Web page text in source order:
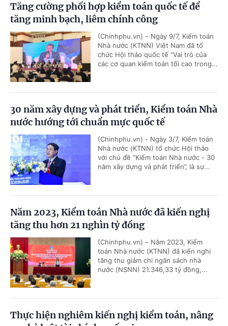
Tăng cường phối hợp kiểm toán quốc tế để
tăng minh bạch, liêm chính công
(Chinhphu.vn) – Ngày 9/7, Kiểm toán
Nhà nước (KTNN) Việt Nam đã tổ
chức Hội thảo quốc tế “Vai trò của
các cơ quan kiểm toán tối cao trong...
30 năm xây dựng và phát triển, Kiểm toán Nhà
nước hướng tới chuẩn mực quốc tế
(Chinhphu.vn) - Ngày 3/7, Kiểm toán
Nhà nước (KTNN) tổ chức Hội thảo
với chủ đề “Kiểm toán Nhà nước - 30
năm xây dựng và phát triển”, là sự...
Năm 2023, Kiểm toán Nhà nước đã kiến nghị
tăng thu hơn 21 nghìn tỷ đồng
(Chinhphu.vn) – Năm 2023, Kiểm
toán Nhà nước (KTNN) đã kiến nghị
tăng thu giảm chi ngân sách nhà
nước (NSNN) 21.346,33 tỷ đồng,...
Thực hiện nghiêm kiến nghị kiểm toán, nâng